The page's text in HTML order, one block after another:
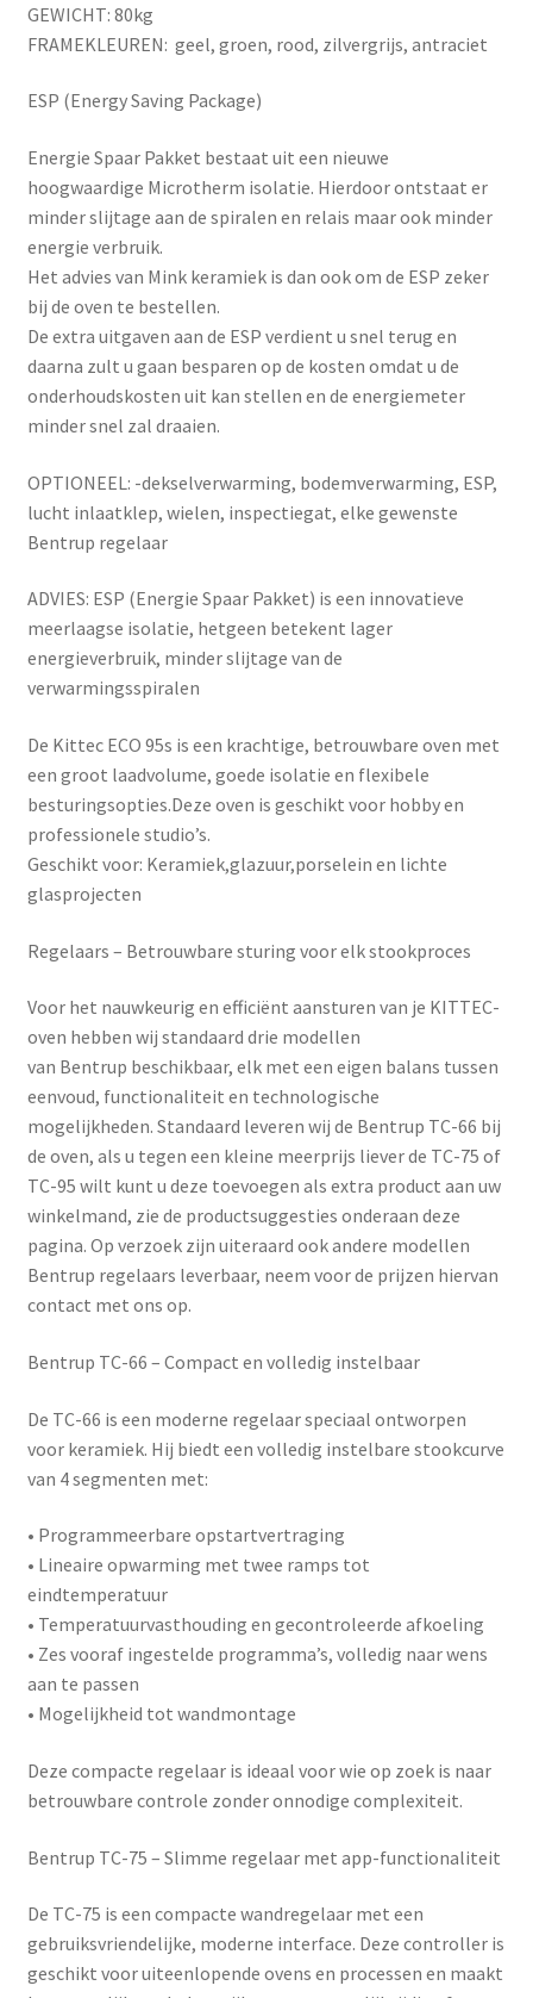
GEWICHT: 80kg
FRAMEKLEUREN: geel, groen, rood, zilvergrijs, antraciet
ESP (Energy Saving Package)
Energie Spaar Pakket bestaat uit een nieuwe
hoogwaardige Microtherm isolatie. Hierdoor ontstaat er
minder slijtage aan de spiralen en relais maar ook minder
energie verbruik.
Het advies van Mink keramiek is dan ook om de ESP zeker
bij de oven te bestellen.
De extra uitgaven aan de ESP verdient u snel terug en
daarna zult u gaan besparen op de kosten omdat u de
onderhoudskosten uit kan stellen en de energiemeter
minder snel zal draaien.
OPTIONEEL: -dekselverwarming, bodemverwarming, ESP,
lucht inlaatklep, wielen, inspectiegat, elke gewenste
Bentrup regelaar
ADVIES: ESP (Energie Spaar Pakket) is een innovatieve
meerlaagse isolatie, hetgeen betekent lager
energieverbruik, minder slijtage van de
verwarmingsspiralen
De Kittec ECO 95s is een krachtige, betrouwbare oven met
een groot laadvolume, goede isolatie en flexibele
besturingsopties.Deze oven is geschikt voor hobby en
professionele studio’s.
Geschikt voor: Keramiek,glazuur,porselein en lichte
glasprojecten
Regelaars – Betrouwbare sturing voor elk stookproces
Voor het nauwkeurig en efficiënt aansturen van je KITTEC-
oven hebben wij standaard drie modellen
van Bentrup beschikbaar, elk met een eigen balans tussen
eenvoud, functionaliteit en technologische
mogelijkheden. Standaard leveren wij de Bentrup TC-66 bij
de oven, als u tegen een kleine meerprijs liever de TC-75 of
TC-95 wilt kunt u deze toevoegen als extra product aan uw
winkelmand, zie de productsuggesties onderaan deze
pagina. Op verzoek zijn uiteraard ook andere modellen
Bentrup regelaars leverbaar, neem voor de prijzen hiervan
contact met ons op.
Bentrup TC-66 – Compact en volledig instelbaar
De TC-66 is een moderne regelaar speciaal ontworpen
voor keramiek. Hij biedt een volledig instelbare stookcurve
van 4 segmenten met:
• Programmeerbare opstartvertraging
• Lineaire opwarming met twee ramps tot
eindtemperatuur
• Temperatuurvasthouding en gecontroleerde afkoeling
• Zes vooraf ingestelde programma’s, volledig naar wens
aan te passen
• Mogelijkheid tot wandmontage
Deze compacte regelaar is ideaal voor wie op zoek is naar
betrouwbare controle zonder onnodige complexiteit.
Bentrup TC-75 – Slimme regelaar met app-functionaliteit
De TC-75 is een compacte wandregelaar met een
gebruiksvriendelijke, moderne interface. Deze controller is
geschikt voor uiteenlopende ovens en processen en maakt